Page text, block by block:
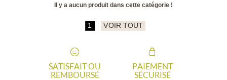
Il y a aucun produit dans cette catégorie !
1 VOIR TOUT
SATISFAIT OU
REMBOURSÉ
PAIEMENT
SÉCURISÉ